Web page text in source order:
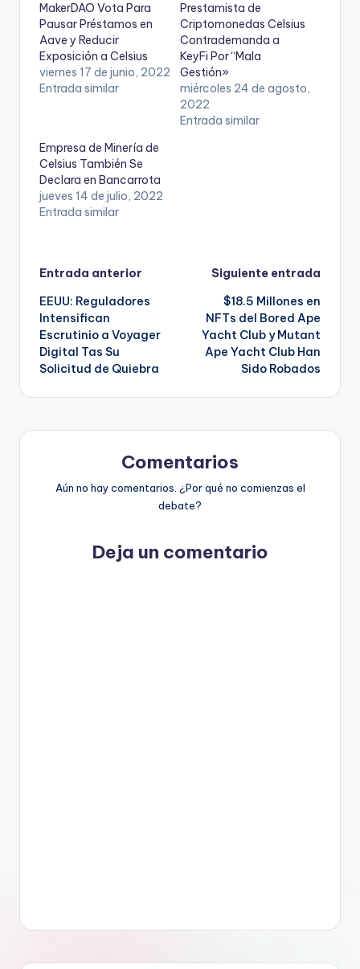
MakerDAO Vota Para
Pausar Préstamos en
Aave y Reducir
Exposición a Celsius
viernes 17 de junio, 2022
Entrada similar
Prestamista de
Criptomonedas Celsius
Contrademanda a
KeyFi Por “Mala
Gestión»
miércoles 24 de agosto,
2022
Entrada similar
Empresa de Minería de
Celsius También Se
Declara en Bancarrota
jueves 14 de julio, 2022
Entrada similar
Navegación
de
entradas
Entrada anterior
EEUU: Reguladores
Intensifican
Escrutinio a Voyager
Digital Tas Su
Solicitud de Quiebra
Siguiente entrada
$18.5 Millones en
NFTs del Bored Ape
Yacht Club y Mutant
Ape Yacht Club Han
Sido Robados
Comentarios
Aún no hay comentarios. ¿Por qué no comienzas el
debate?
Deja un comentario